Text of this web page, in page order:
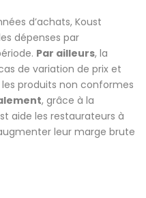
d’achats, Koust
dépenses par
Par ailleurs, la
de variation de prix et
produits non conformes
, grâce à la
aide les restaurateurs à
leur marge brute